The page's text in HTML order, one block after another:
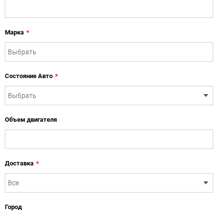
Марка *
Состояние Авто *
Объем двигателя
Доставка *
Город